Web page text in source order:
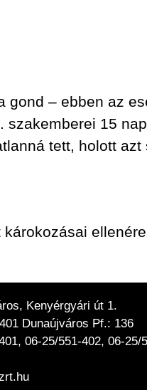
– ebben az
szakemberei 15
tett, holott azt
Kenyérgyári út 1.
Dunaújváros Pf.: 136
06-25/551-402, 06-25/